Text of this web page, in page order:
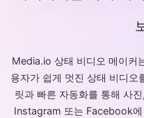
Media.io 상태 비디오 메이커
용자가 쉽게 멋진 상태 비디오
릿과 빠른 자동화를 통해 사
Instagram 또는 Facebook에